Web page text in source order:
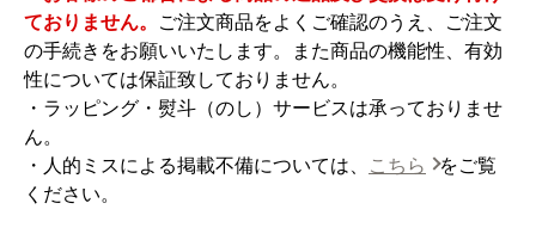
ておりません。
ご注文商品をよくご確認のうえ、ご注文
の手続きをお願いいたします。また商品の機能性、有効
性については保証致しておりません。
・ラッピング・熨斗（のし）サービスは承っておりませ
ん。
・人的ミスによる掲載不備については、
こちら
をご覧
ください。